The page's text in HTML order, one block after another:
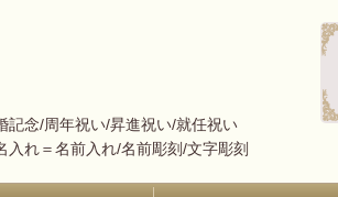
記念/周年祝い/昇進祝い/就任祝い
れ＝名前入れ/名前彫刻/文字彫刻